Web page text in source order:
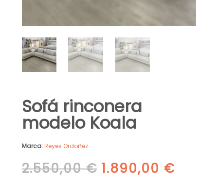
Sofá rinconera
modelo Koala
Marca:Reyes Ordoñez
2.550,00€ El
1.890,00 €El